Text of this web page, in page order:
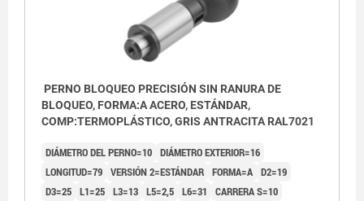
PERNO BLOQUEO PRECISIÓN SIN RANURA DE
BLOQUEO, FORMA:A ACERO, ESTÁNDAR,
COMP:TERMOPLÁSTICO, GRIS ANTRACITA RAL7021
DIÁMETRO DEL PERNO=10 DIÁMETRO EXTERIOR=16
LONGITUD=79 VERSIÓN 2=ESTÁNDAR FORMA=A D2=19
D3=25 L1=25 L3=13 L5=2,5 L6=31
CARRERA S=10